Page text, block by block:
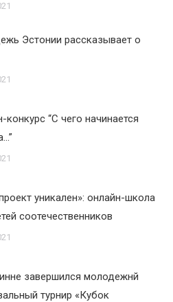
Эстонии рассказывает о
конкурс “С чего начинается
уникален»: онлайн-школа
соотечественников
завершился молодежнй
турнир «Кубок